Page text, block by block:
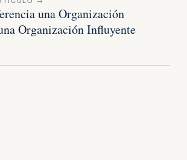
una Organización
Organización Influyente